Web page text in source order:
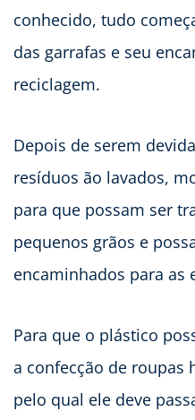
conhecido, tudo
das garrafas e seu
reciclagem.
Depois de serem
resíduos ão lavados,
para que possam ser
pequenos grãos e
encaminhados para as
Para que o plástico
a confecção de roupas
pelo qual ele deve